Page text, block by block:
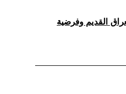
القديم وفرضية